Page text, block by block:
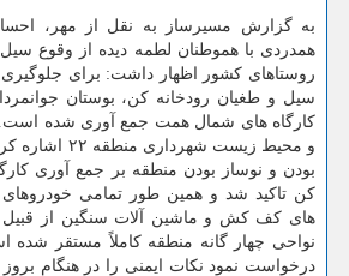
به گزارش مسیرساز به نقل از مهر،
همدردی با هموطنان لطمه دیده از وقوع
روستاهای كشور اظهار داشت: برای جلوگیری
سیل و طغیان رودخانه كن، بوستان
كارگاه های شمال همت جمع آوری شده
و محیط زیست
بودن و نوساز بودن منطقه بر جمع آوری
های كف كش و ماشین آلات سنگین از قبیل
نواحی چهار گانه منطقه كاملاً مستقر
درخواست نمود نكات ایمنی را در هنگام